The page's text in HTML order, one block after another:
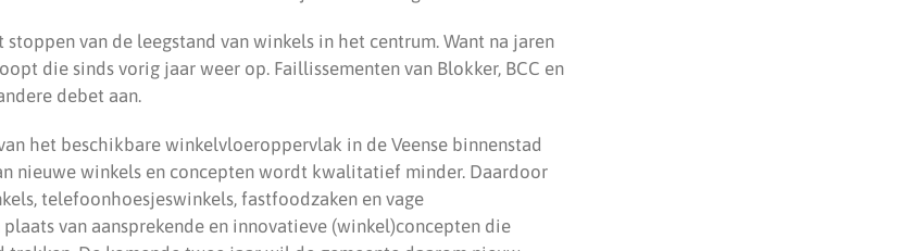
stoppen van de leegstand van winkels in het centrum. Want na jaren
die sinds vorig jaar weer op. Faillissementen van Blokker, BCC en
debet aan.
het beschikbare winkelvloeroppervlak in de Veense binnenstad
nieuwe winkels en concepten wordt kwalitatief minder. Daardoor
telefoonhoesjeswinkels, fastfoodzaken en vage
van aansprekende en innovatieve (winkel)concepten die